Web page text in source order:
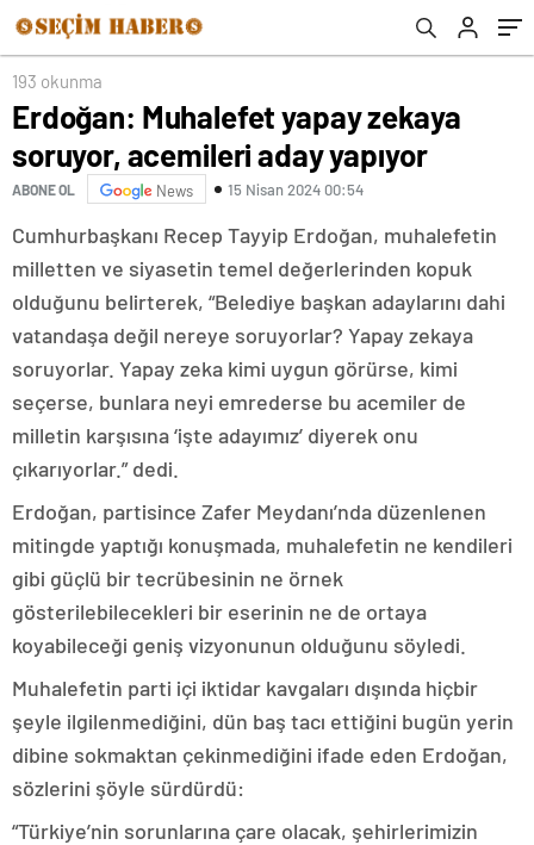
193 okunma
Erdoğan: Muhalefet yapay zekaya
soruyor, acemileri aday yapıyor
ABONE OL News 15 Nisan 2024 00:54
Cumhurbaşkanı Recep Tayyip Erdoğan, muhalefetin
milletten ve siyasetin temel değerlerinden kopuk
olduğunu belirterek, “Belediye başkan adaylarını dahi
vatandaşa değil nereye soruyorlar? Yapay zekaya
soruyorlar. Yapay zeka kimi uygun görürse, kimi
seçerse, bunlara neyi emrederse bu acemiler de
milletin karşısına ‘işte adayımız’ diyerek onu
çıkarıyorlar.” dedi.
Erdoğan, partisince Zafer Meydanı’nda düzenlenen
mitingde yaptığı konuşmada, muhalefetin ne kendileri
gibi güçlü bir tecrübesinin ne örnek
gösterilebilecekleri bir eserinin ne de ortaya
koyabileceği geniş vizyonunun olduğunu söyledi.
Muhalefetin parti içi iktidar kavgaları dışında hiçbir
şeyle ilgilenmediğini, dün baş tacı ettiğini bugün yerin
dibine sokmaktan çekinmediğini ifade eden Erdoğan,
sözlerini şöyle sürdürdü:
“Türkiye’nin sorunlarına çare olacak, şehirlerimizin